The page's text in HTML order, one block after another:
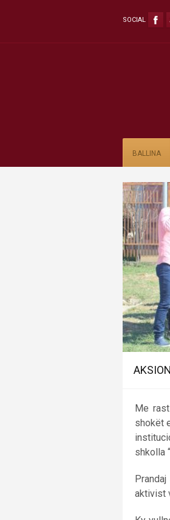
SOCIAL
BALLINA
Me
shokët
shkolla
aktivist